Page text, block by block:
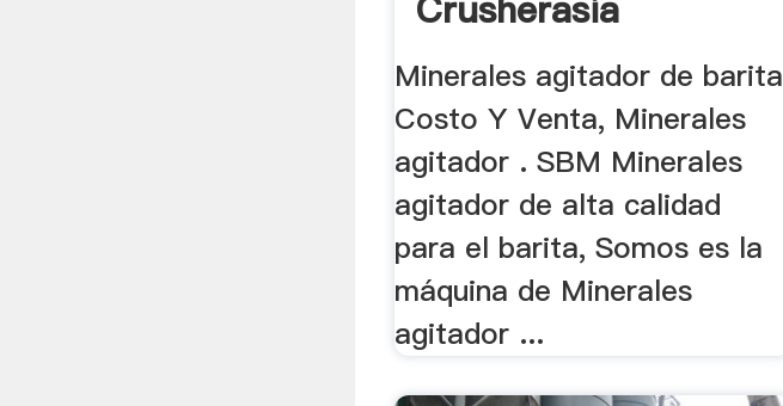
Minerales agitador de barita
Costo Y Venta, Minerales
agitador . SBM Minerales
agitador de alta calidad
para el barita, Somos es la
máquina de Minerales
agitador ...